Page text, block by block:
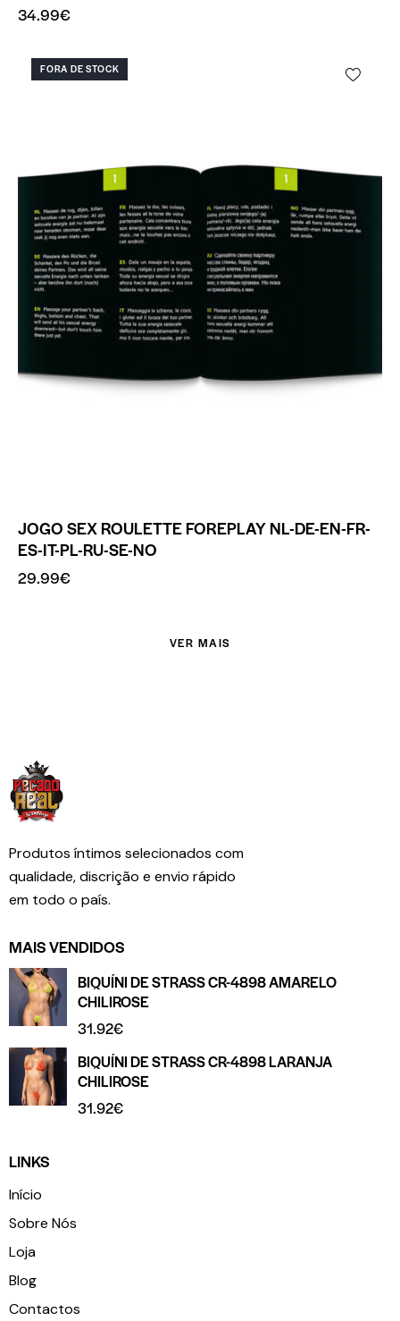
34.99€
FORA DE STOCK
JOGO SEX ROULETTE FOREPLAY NL-DE-EN-FR-
ES-IT-PL-RU-SE-NO
29.99€
VER MAIS
Produtos íntimos selecionados com
qualidade, discrição e envio rápido
em todo o país.
MAIS VENDIDOS
BIQUÍNI DE STRASS CR-4898 AMARELO
CHILIROSE
31.92€
BIQUÍNI DE STRASS CR-4898 LARANJA
CHILIROSE
31.92€
LINKS
Início
Sobre Nós
Loja
Blog
Contactos